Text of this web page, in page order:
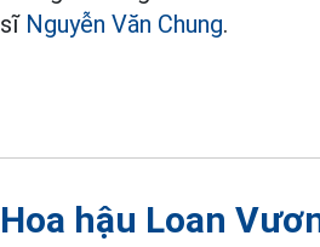
sĩ Nguyễn Văn Chung.
Hoa hậu Loan